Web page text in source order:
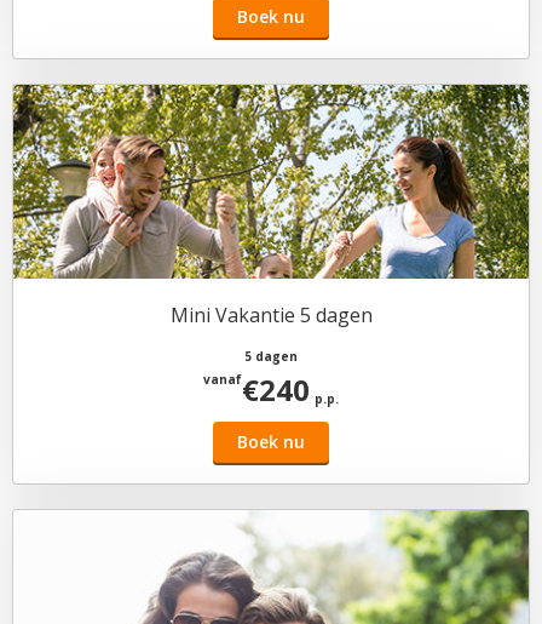
Boek nu
Mini Vakantie 5 dagen
5 dagen
vanaf€240 p.p.
Boek nu